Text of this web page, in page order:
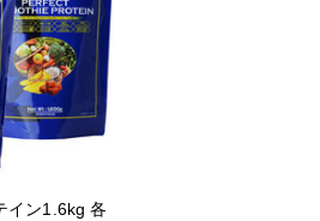
イン1.6kg 各